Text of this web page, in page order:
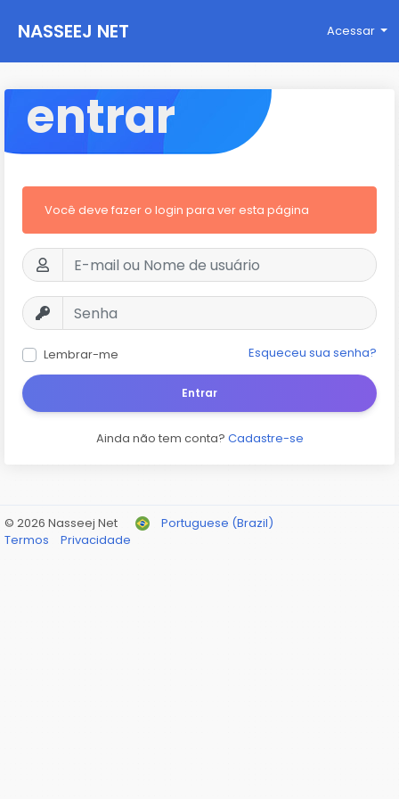
NASSEEJ NET Acessar
entrar
Você deve fazer o login para ver esta página
Lembrar-me Esqueceu sua senha?
Entrar
Ainda não tem conta? Cadastre-se
© 2026 Nasseej Net
Portuguese (Brazil)
Termos
Privacidade